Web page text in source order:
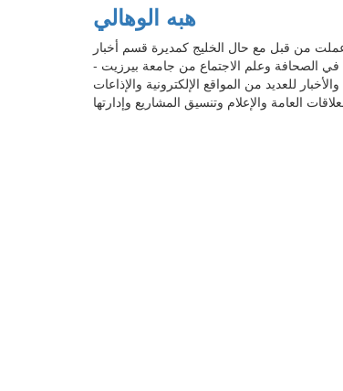
هبه الوهالي
الاجتماعي. عملت من قبل مع حال الخليج كمديرة قسم أخبار
في الصحافة وعلم الاجتماع من جامعة بيرزيت -
للعديد من المواقع الإلكترونية والإذاعات